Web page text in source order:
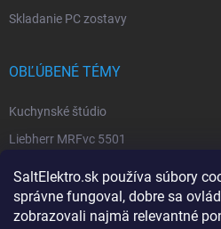
SaltElektro.sk používa súbory
správne fungoval, dobre sa
zobrazovali najmä relevantné
Skladanie PC zostavy
OBĽÚBENÉ TÉMY
Kuchynské štúdio
Liebherr MRFvc 5501
Spotrebiče Miele
Biela technika